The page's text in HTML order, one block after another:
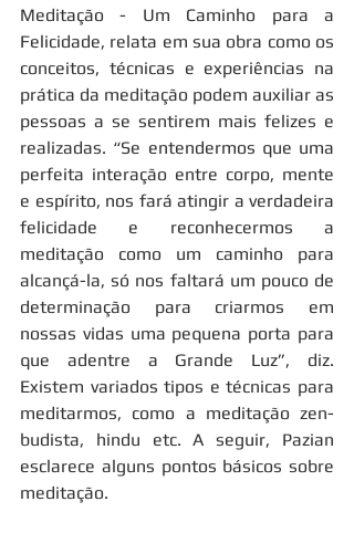
Meditação - Um Caminho para a
Felicidade, relata em sua obra como os
conceitos, técnicas e experiências na
prática da meditação podem auxiliar as
pessoas a se sentirem mais felizes e
realizadas. “Se entendermos que uma
perfeita interação entre corpo, mente
e espírito, nos fará atingir a verdadeira
felicidade e reconhecermos a
meditação como um caminho para
alcançá-la, só nos faltará um pouco de
determinação para criarmos em
nossas vidas uma pequena porta para
que adentre a Grande Luz”, diz.
Existem variados tipos e técnicas para
meditarmos, como a meditação zen-
budista, hindu etc. A seguir, Pazian
esclarece alguns pontos básicos sobre
meditação.